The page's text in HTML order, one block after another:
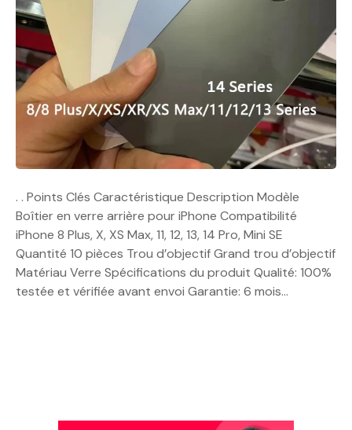
. . Points Clés Caractéristique Description Modèle
Boîtier en verre arrière pour iPhone Compatibilité
iPhone 8 Plus, X, XS Max, 11, 12, 13, 14 Pro, Mini SE
Quantité 10 pièces Trou d’objectif Grand trou d’objectif
Matériau Verre Spécifications du produit Qualité: 100%
testée et vérifiée avant envoi Garantie: 6 mois…